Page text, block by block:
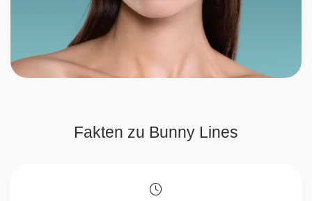
Fakten zu Bunny Lines